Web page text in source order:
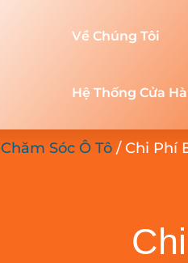
Về Chúng Tôi
Hệ Thống Cửa
Chăm Sóc Ô Tô / Chi Phí